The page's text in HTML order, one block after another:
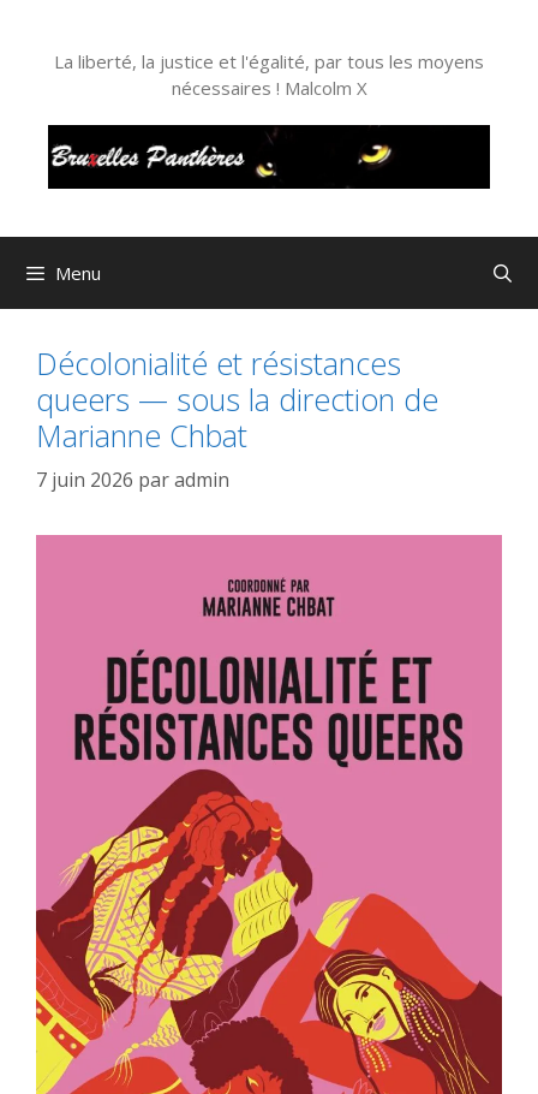
contenuLa liberté, la justice et l'égalité, par tous les moyens
nécessaires ! Malcolm X
Menu
Décolonialité et résistances
queers — sous la direction de
Marianne Chbat
7 juin 2026 paradmin